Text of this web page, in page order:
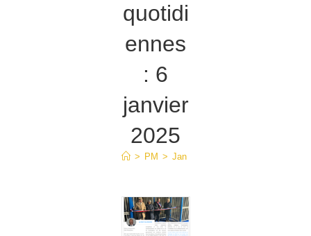
quotidi
ennes
: 6
janvier
2025
> PM > Jan